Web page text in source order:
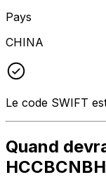
Pays
CHINA
Le code SWIFT
Quand